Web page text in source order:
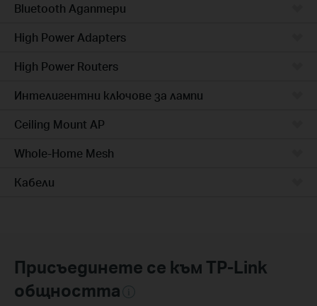
Bluetooth Адаптери
High Power Adapters
High Power Routers
Интелигентни ключове за лампи
Ceiling Mount AP
Whole-Home Mesh
Кабели
Присъединете се към TP-Link
общността